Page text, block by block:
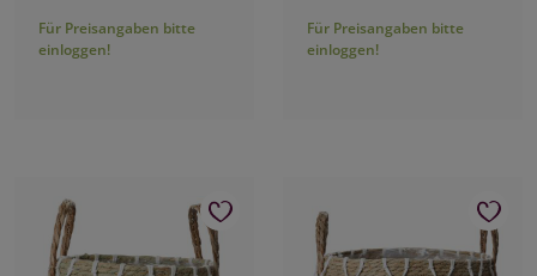
Für Preisangaben bitte
einloggen!
Für Preisangaben bitte
einloggen!